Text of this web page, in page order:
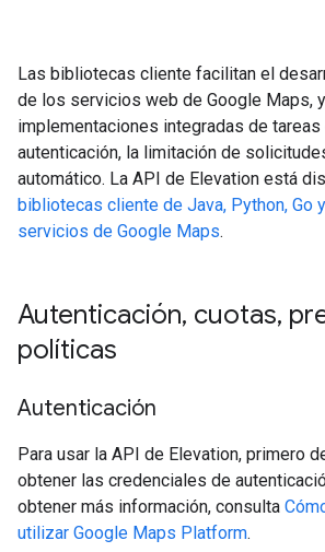
Las bibliotecas cliente facilitan el
de los servicios web de Google Maps,
implementaciones integradas de
autenticación, la limitación de
automático. La API de Elevation está
bibliotecas cliente de Java, Python, Go
servicios de Google Maps.
Autenticación, cuotas,
políticas
Autenticación
Para usar la API de Elevation, primero
obtener las credenciales de
obtener más información, consulta
utilizar Google Maps Platform.